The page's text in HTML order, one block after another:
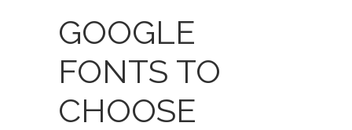
GOOGLE
FONTS TO
CHOOSE